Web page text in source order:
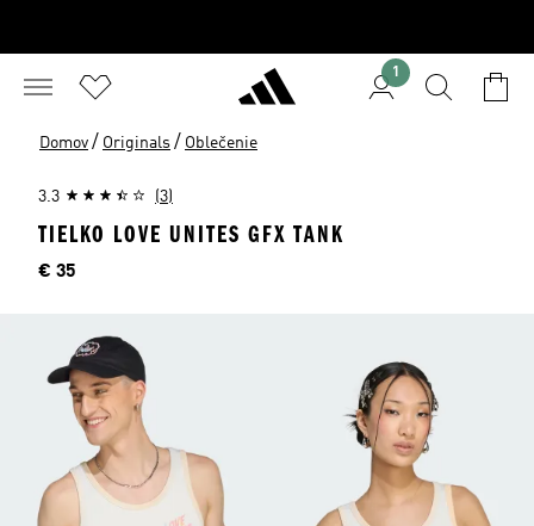
1
Domov / Originals / Oblečenie
3.3 (3)
TIELKO LOVE UNITES GFX TANK
Cena
€ 35